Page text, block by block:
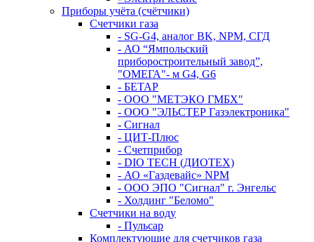
Приборы учёта (счётчики)
Счетчики газа
- SG-G4, аналог BK, NPM, СГД
- АО “Ямпольский
приборостроительный завод”,
"ОМЕГА"- м G4, G6
- БЕТАР
- ООО "МЕТЭКО ГМБХ"
- ООО "ЭЛЬСТЕР Газэлектроника"
- Сигнал
- ЦИТ-Плюс
- Счетприбор
- DIO TECH (ДИОТЕХ)
- АО «Газдевайс» NPM
- ООО ЭПО "Сигнал" г. Энгельс
- Холдинг "Беломо"
Счетчики на воду
- Пульсар
Комплектующие для счетчиков газа